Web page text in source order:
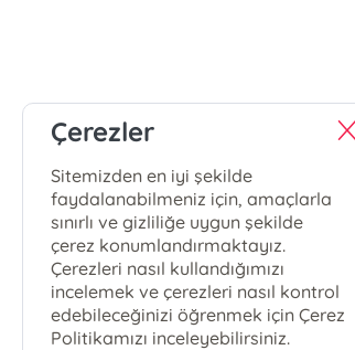
Çerezler
Sitemizden en iyi şekilde
faydalanabilmeniz için, amaçlarla
sınırlı ve gizliliğe uygun şekilde
çerez konumlandırmaktayız.
Çerezleri nasıl kullandığımızı
incelemek ve çerezleri nasıl kontrol
edebileceğinizi öğrenmek için Çerez
Politikamızı inceleyebilirsiniz.